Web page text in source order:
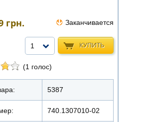
грн. Заканчивается
КУПИТЬ
1
(1 голос)
5387
740.1307010-02